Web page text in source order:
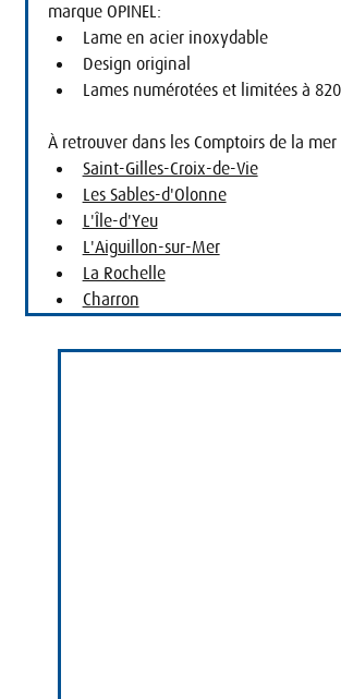
marque OPINEL:
Lame en acier inoxydable
Design original
Lames numérotées et limitées à
À retrouver dans les Comptoirs de la mer
Saint-Gilles-Croix-de-Vie
Les Sables-d'Olonne
L'Île-d'Yeu
L'Aiguillon-sur-Mer
La Rochelle
Charron